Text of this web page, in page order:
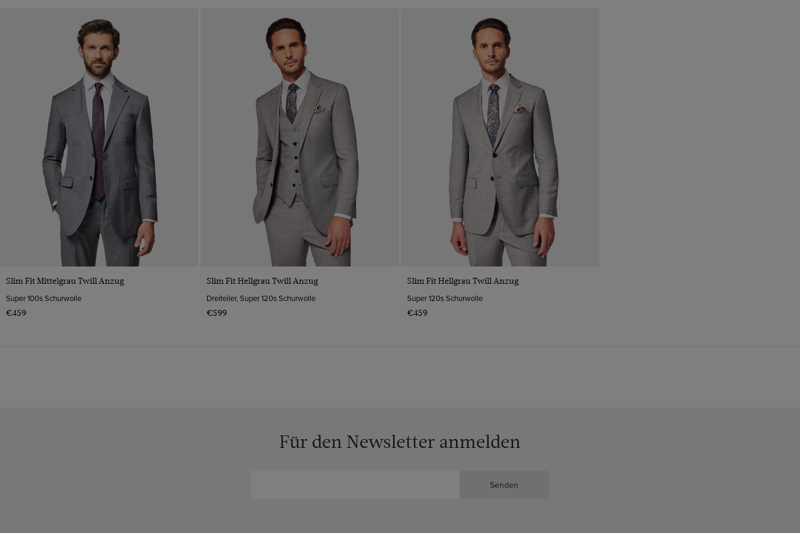
Slim Fit Mittelgrau Twill Anzug
Super 100s Schurwolle
€459
Slim Fit Hellgrau Twill Anzug
Dreiteiler, Super 120s Schurwolle
€599
Slim Fit Hellgrau Twill Anzug
Super 120s Schurwolle
€459
Für den Newsletter anmelden
Senden